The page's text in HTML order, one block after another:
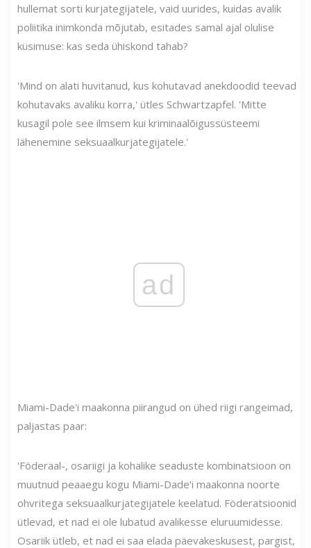
hullemat sorti kurjategijatele, vaid uurides, kuidas avalik
poliitika inimkonda mõjutab, esitades samal ajal olulise
küsimuse: kas seda ühiskond tahab?
'Mind on alati huvitanud, kus kohutavad anekdoodid teevad
kohutavaks avaliku korra,' ütles Schwartzapfel. 'Mitte
kusagil pole see ilmsem kui kriminaalõigussüsteemi
lähenemine seksuaalkurjategijatele.'
ad
Miami-Dade'i maakonna piirangud on ühed riigi rangeimad,
paljastas paar:
'Föderaal-, osariigi ja kohalike seaduste kombinatsioon on
muutnud peaaegu kogu Miami-Dade'i maakonna noorte
ohvritega seksuaalkurjategijatele keelatud. Föderatsioonid
ütlevad, et nad ei ole lubatud avalikesse eluruumidesse.
Osariik ütleb, et nad ei saa elada päevakeskusest, pargist,